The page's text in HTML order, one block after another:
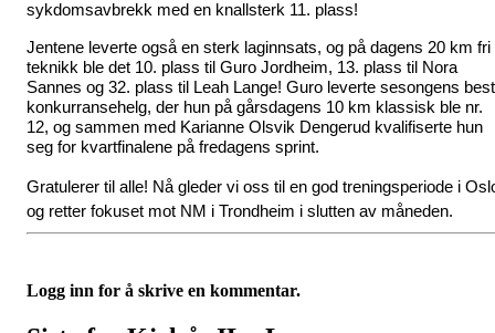
sykdomsavbrekk med en knallsterk 11. plass!
Jentene leverte også en sterk laginnsats, og på dagens 20 km fri
teknikk ble det 10. plass til Guro Jordheim, 13. plass til Nora
Sannes og 32. plass til Leah Lange! Guro leverte sesongens
konkurransehelg, der hun på gårsdagens 10 km klassisk ble nr.
12, og sammen med Karianne Olsvik Dengerud kvalifiserte hun
seg for kvartfinalene på fredagens sprint.
Gratulerer til alle! Nå gleder vi oss til en god treningsperiode i
og retter fokuset mot NM i Trondheim i slutten av måneden.
Logg inn for å skrive en kommentar.